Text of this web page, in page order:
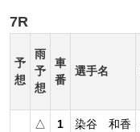
7R
予
想
雨
予
想
車
番
選手名
△ 1 染谷 和香